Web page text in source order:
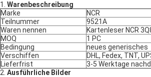
1. Warenbeschreibung
Marke
NCR
Teilnummer
9521A
Waren nennen
Kartenleser NCR
MOQ
1 PC
Bedingung
neues generisches
Verschiffen
DHL, Fedex, TNT,
Lieferfrist
3-5 Werktage
2. Ausführliche Bilder